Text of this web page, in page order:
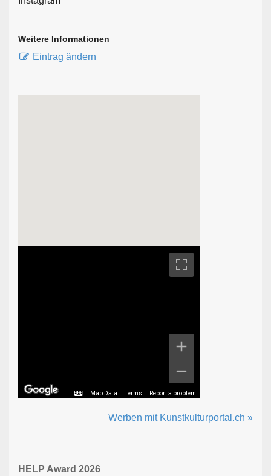
Weitere Informationen
Eintrag ändern
Map Data Terms Report a problem
Werben mit Kunstkulturportal.ch »
HELP Award 2026